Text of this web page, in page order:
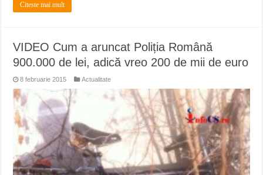
Citeste mai mult
VIDEO Cum a aruncat Poliția Română
900.000 de lei, adică vreo 200 de mii de euro
8 februarie 2015 Actualitate